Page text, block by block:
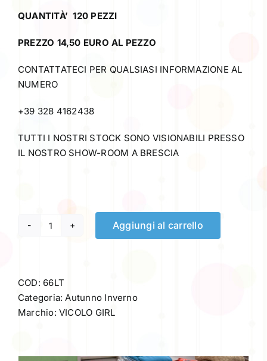
QUANTITÀ’ 120 PEZZI
PREZZO 14,50 EURO AL PEZZO
CONTATTATECI PER QUALSIASI INFORMAZIONE AL
NUMERO
+39 328 4162438
TUTTI I NOSTRI STOCK SONO VISIONABILI PRESSO
IL NOSTRO SHOW-ROOM A BRESCIA
VICOLO
quantità
Aggiungi al carrello
COD: 66LT
Categoria:Autunno Inverno
Marchio:VICOLO GIRL